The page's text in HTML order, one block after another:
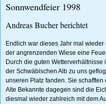
Sonnwendfeier 1998
Andreas Bucher berichtet
Endlich war dieses Jahr mal
der angrenzenden Wiese eine
Durch die guten
der Schwäbischen Alb zu uns
unseren Platz fanden. Sie
Alte Bekannte dagegen sind die
diesmal wieder zahlreich mit dem